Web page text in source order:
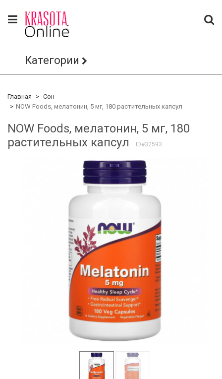
Категории
Главная
Сон
NOW Foods, мелатонин, 5 мг, 180 растительных капсул
NOW Foods, мелатонин, 5 мг, 180
растительных капсул
ID#32593